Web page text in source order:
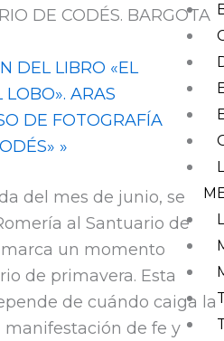
DE CODÉS. BARGOTA
DEL LIBRO «EL
ARAS
DE FOTOGRAFÍA
»
del mes de junio, se
al Santuario de
un momento
de primavera. Esta
de cuándo caiga la
manifestación de fe y